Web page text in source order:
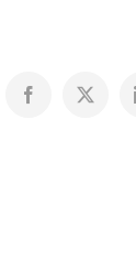
Facebook
X